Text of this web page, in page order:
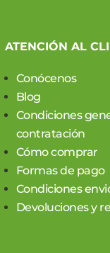
ATENCIÓN AL
Conócenos
Blog
Condiciones
contratación
Cómo comprar
Formas de pago
Condiciones
Devoluciones y